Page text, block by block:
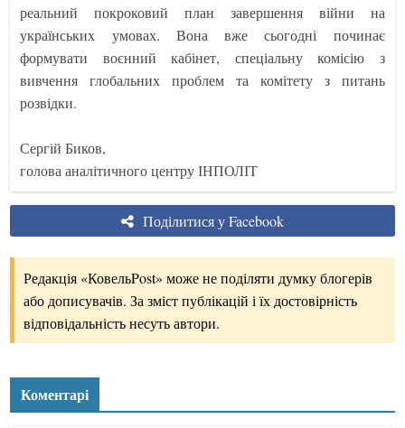
реальний покроковий план завершення війни на
українських умовах. Вона вже сьогодні починає
формувати воєнний кабінет, спеціальну комісію з
вивчення глобальних проблем та комітету з питань
розвідки.
Сергій Биков,
голова аналітичного центру ІНПОЛІТ
Поділитися у Facebook
Редакція «КовельPost» може не поділяти думку блогерів
або дописувачів. За зміст публікацій і їх достовірність
відповідальність несуть автори.
Коментарі